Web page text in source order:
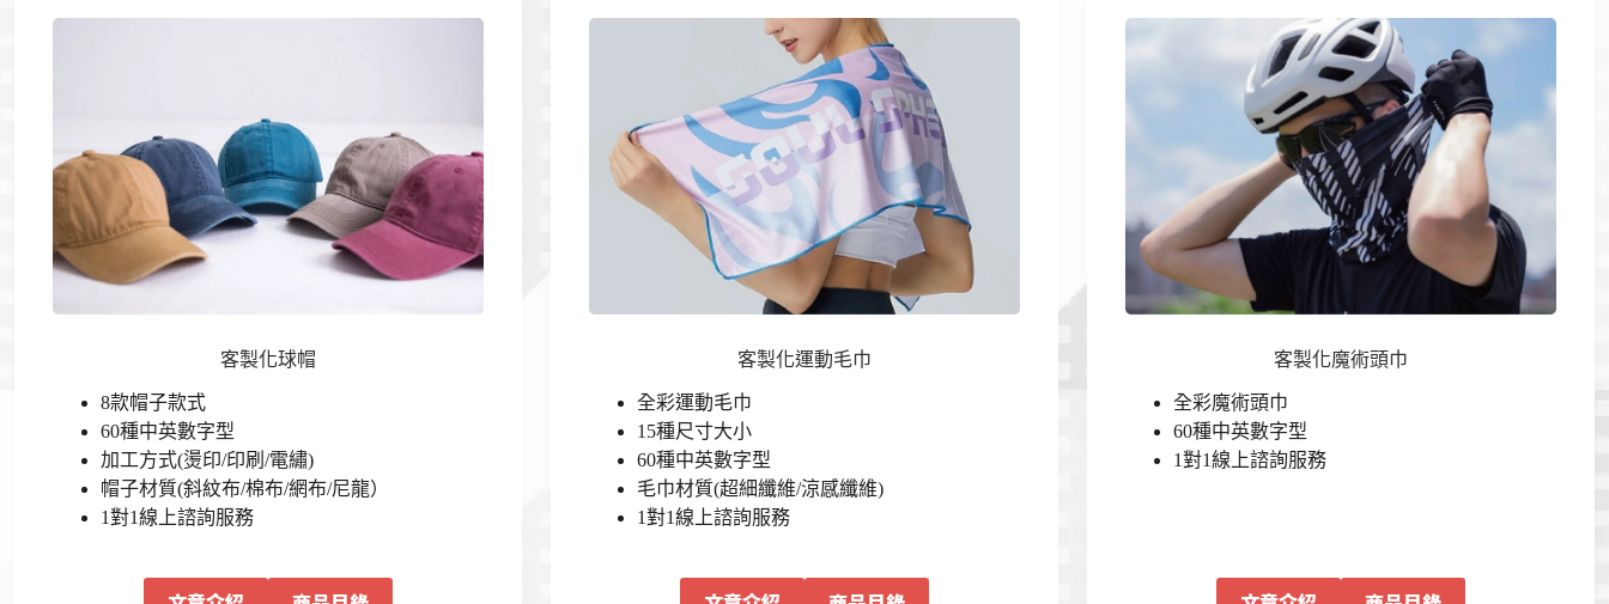
客製化球帽
8款帽子款式
60種中英數字型
加工方式(燙印/印刷/電繡)
帽子材質(斜紋布/棉布/網布/尼龍）
1對1線上諮詢服務
客製化運動毛巾
全彩運動毛巾
15種尺寸大小
60種中英數字型
毛巾材質(超細纖維/涼感纖維)
1對1線上諮詢服務
客製化魔術頭巾
全彩魔術頭巾
60種中英數字型
1對1線上諮詢服務